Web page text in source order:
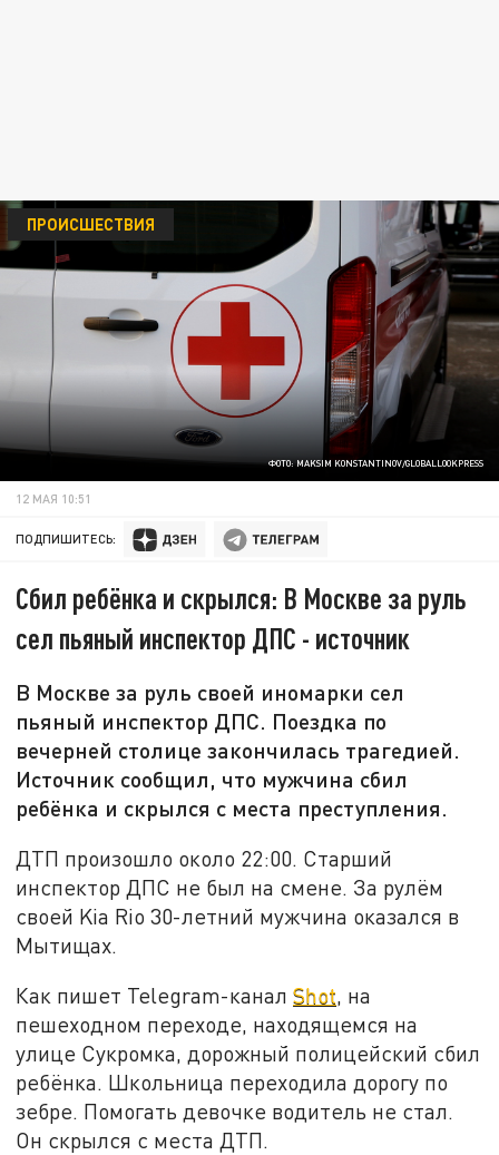
ФОТО: MAKSIM KONSTANTINOV/GLOBALLOOKPRESS
ПРОИСШЕСТВИЯ
12 МАЯ 10:51
ПОДПИШИТЕСЬ:
Сбил ребёнка и скрылся: В Москве за руль
сел пьяный инспектор ДПС - источник
В Москве за руль своей иномарки сел
пьяный инспектор ДПС. Поездка по
вечерней столице закончилась трагедией.
Источник сообщил, что мужчина сбил
ребёнка и скрылся с места преступления.
ДТП произошло около 22:00. Старший
инспектор ДПС не был на смене. За рулём
своей Kia Rio 30-летний мужчина оказался в
Мытищах.
Как пишет Telegram-каналShot, на
пешеходном переходе, находящемся на
улице Сукромка, дорожный полицейский сбил
ребёнка. Школьница переходила дорогу по
зебре. Помогать девочке водитель не стал.
Он скрылся с места ДТП.